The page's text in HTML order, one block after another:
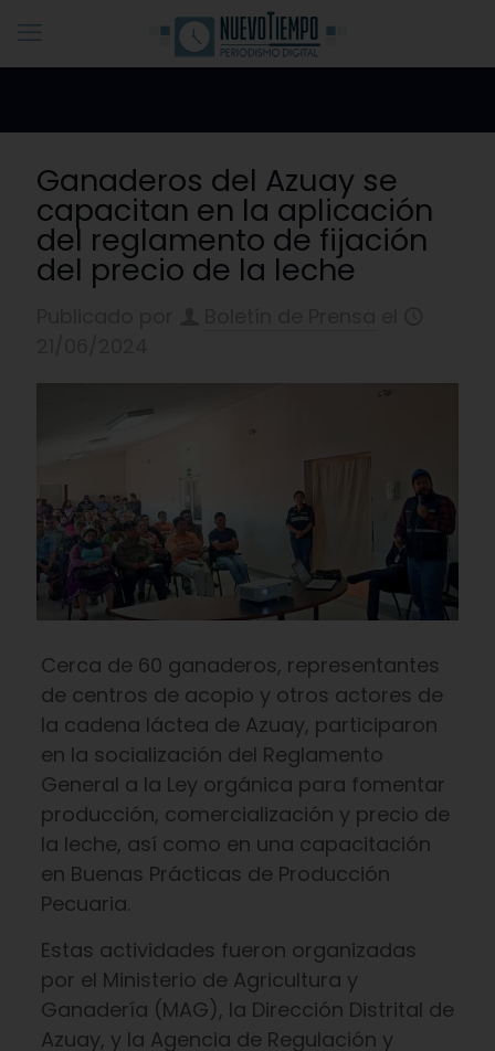
Ganaderos del Azuay se
capacitan en la aplicación
del reglamento de fijación
del precio de la leche
Cerca de 60 ganaderos, representantes
de centros de acopio y otros actores de
la cadena láctea de Azuay, participaron
en la socialización del Reglamento
General a la Ley orgánica para fomentar
producción, comercialización y precio de
la leche, así como en una capacitación
en Buenas Prácticas de Producción
Pecuaria.
Estas actividades fueron organizadas
por el Ministerio de Agricultura y
Ganadería (MAG), la Dirección Distrital de
Azuay, y la Agencia de Regulación y